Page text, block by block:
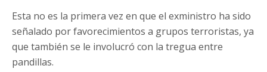
Esta no es la primera vez en que el exministro ha sido
señalado por favorecimientos a grupos terroristas, ya
que también se le involucró con la tregua entre
pandillas.